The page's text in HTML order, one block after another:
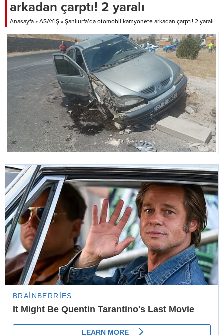
patlamaya neden oldu. Patlama
3, 10 ila 15 yıl...
arkadan çarptı! 2 yaralı
Anasayfa » ASAYİŞ » Şanlıurfa’da otomobil kamyonete arkadan çarptı! 2 yaralı